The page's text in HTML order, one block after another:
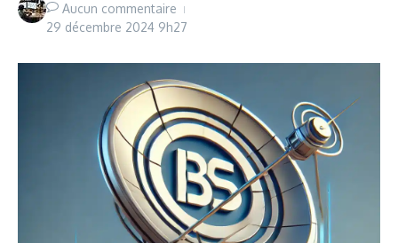
Aucun commentaire
29 décembre 2024 9h27